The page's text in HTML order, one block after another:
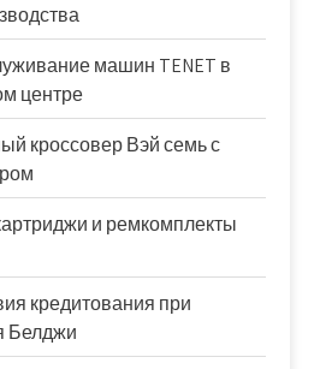
машин TENET в
центре
кроссовер Вэй семь с
и ремкомплекты
кредитования при
Белджи